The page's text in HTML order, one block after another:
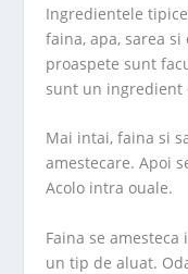
Ingredientele
faina, apa, sarea
proaspete sunt
sunt un ingredient
Mai intai, faina si
amestecare. Apoi
Acolo intra ouale.
Faina se
un tip de aluat.